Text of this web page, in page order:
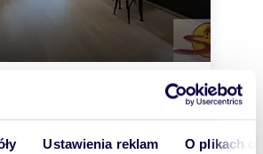
Ustawienia reklam O plikach
na wynajem 34m2